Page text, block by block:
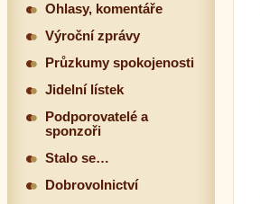
Ohlasy, komentáře
Výroční zprávy
Průzkumy spokojenosti
Jidelní lístek
Podporovatelé a
sponzoři
Stalo se…
Dobrovolnictví